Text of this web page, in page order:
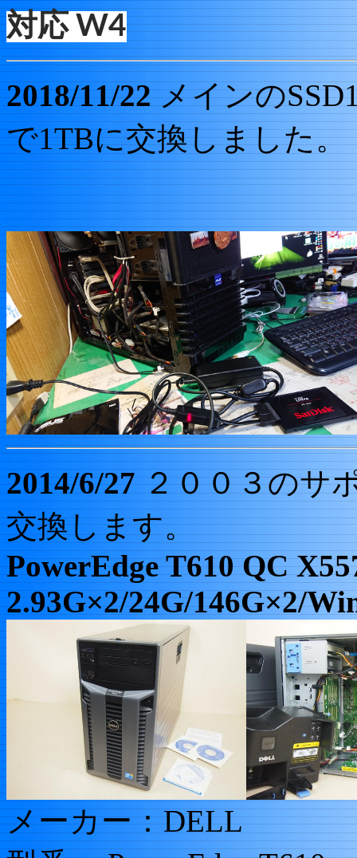
対応 W4
2018/11/22メインの
で1TBに交換しました。
2014/6/27２００３のサ
交換します。
PowerEdge T610 QC
2.93G×2/24G/146G×2/
メーカー：DELL